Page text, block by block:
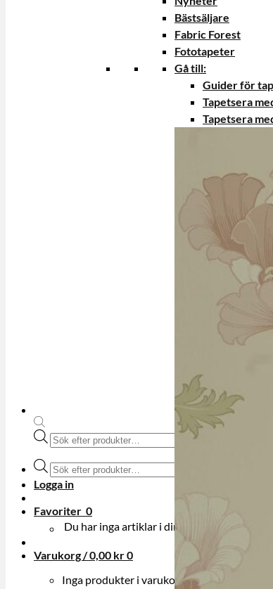
Produktsökning
Produktsökning
Logga in
Favoriter 0
Du har inga artiklar i din onskelista.
Varukorg /0,00 kr0
Inga produkter i varukorgen.
Bästsäljare
Fabric Forest
Fototapeter
Gå till:
Guider för
Tapetsera
Tapetsera